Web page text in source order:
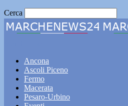
Cerca
Ancona
Ascoli Piceno
Fermo
Macerata
Pesaro-Urbino